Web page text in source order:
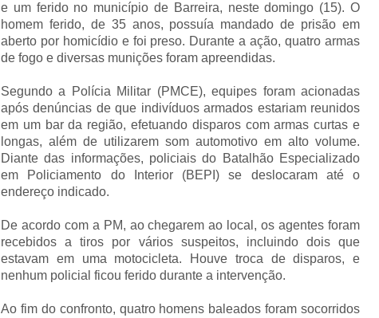
e um ferido no município de Barreira, neste domingo (15). O
homem ferido, de 35 anos, possuía mandado de prisão em
aberto por homicídio e foi preso. Durante a ação, quatro armas
de fogo e diversas munições foram apreendidas.
Segundo a Polícia Militar (PMCE), equipes foram acionadas
após denúncias de que indivíduos armados estariam reunidos
em um bar da região, efetuando disparos com armas curtas e
longas, além de utilizarem som automotivo em alto volume.
Diante das informações, policiais do Batalhão Especializado
em Policiamento do Interior (BEPI) se deslocaram até o
endereço indicado.
De acordo com a PM, ao chegarem ao local, os agentes foram
recebidos a tiros por vários suspeitos, incluindo dois que
estavam em uma motocicleta. Houve troca de disparos, e
nenhum policial ficou ferido durante a intervenção.
Ao fim do confronto, quatro homens baleados foram socorridos